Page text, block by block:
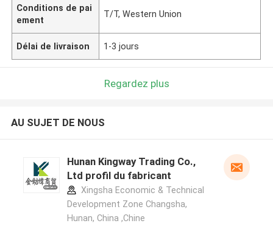
Conditions de pai
ement
T/T, Western Union
Délai de livraison 1-3 jours
Regardez plus
AU SUJET DE NOUS
Hunan Kingway Trading Co.,
Ltd profil du fabricant
Xingsha Economic & Technical
Development Zone Changsha,
Hunan, China ,Chine